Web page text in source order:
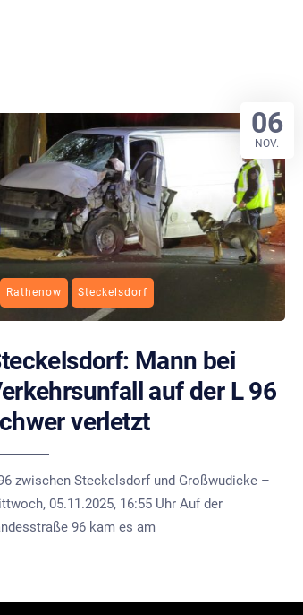
Rathenow Steckelsdorf
Mann bei
auf der L 96
verletzt
zwischen Steckelsdorf und Großwudicke –
05.11.2025, 16:55 Uhr Auf der
96 kam es am
06
NOV.